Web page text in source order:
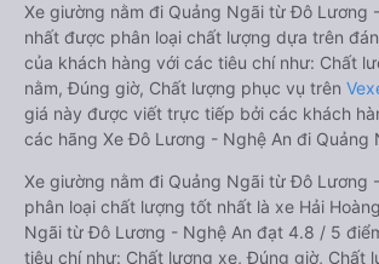
Xe giường nằm đi Quảng Ngãi từ Đô Lương
nhất được phân loại chất lượng dựa trên
của khách hàng với các tiêu chí như: Chất
nằm, Đúng giờ, Chất lượng phục vụ trên
giá này được viết trực tiếp bởi các khách
các hãng Xe Đô Lương - Nghệ An đi Quảng
Xe giường nằm đi Quảng Ngãi từ Đô Lương
phân loại chất lượng tốt nhất là xe Hải
Ngãi từ Đô Lương - Nghệ An đạt 4.8 / 5
tiêu chí như: Chất lượng xe, Đúng giờ, Chất